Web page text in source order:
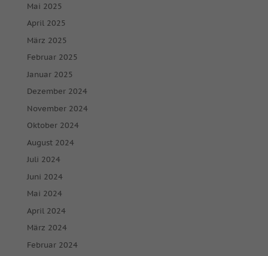
Mai 2025
April 2025
März 2025
Februar 2025
Januar 2025
Dezember 2024
November 2024
Oktober 2024
August 2024
Juli 2024
Juni 2024
Mai 2024
April 2024
März 2024
Februar 2024